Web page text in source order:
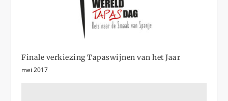
Finale verkiezing Tapaswijnen van het Jaar
mei 2017